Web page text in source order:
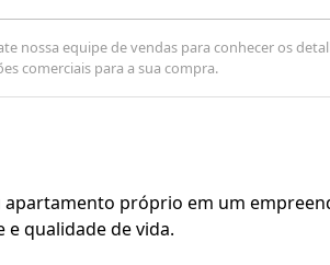
nossa equipe de vendas para conhecer os
comerciais para a sua compra.
próprio em um
qualidade de vida.